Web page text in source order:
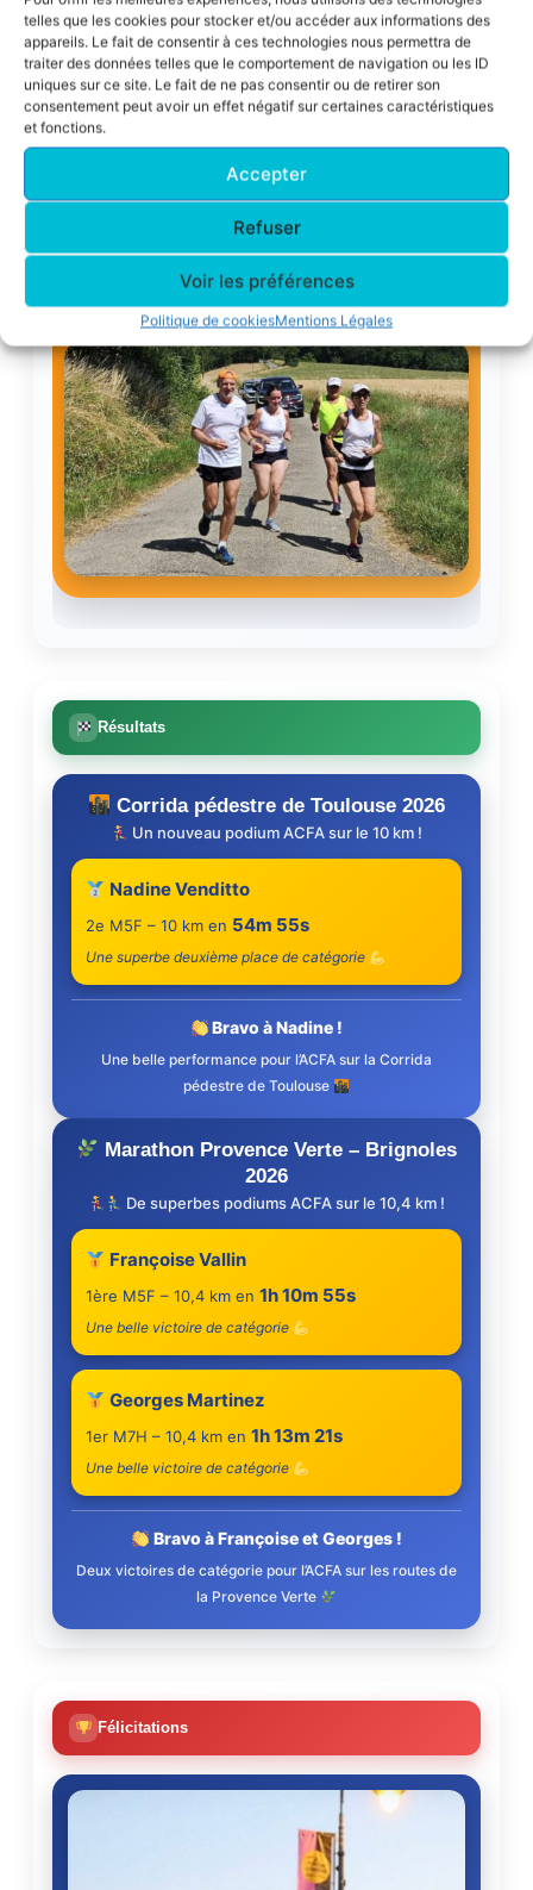
telles que les cookies pour stocker et/ou accéder aux informations des
appareils. Le fait de consentir à ces technologies nous permettra de
traiter des données telles que le comportement de navigation ou les ID
uniques sur ce site. Le fait de ne pas consentir ou de retirer son
consentement peut avoir un effet négatif sur certaines caractéristiques
et fonctions.
Accepter
Refuser
Voir les préférences
Politique de cookiesMentions Légales
PROCHAIN
ÉVÉNEMENT ACFA
29 août 2026 — Fête ACFA
Donneville — Footing, marche et repas
Dans 22 jour(s),
3 h, 29 min et 38 s
Résultats
Corrida pédestre de Toulouse 2026
Un nouveau podium ACFA sur le 10 km !
Nadine Venditto
2e M5F – 10 km en 54m 55s
Une superbe deuxième place de catégorie
Bravo à Nadine !
Une belle performance pour l’ACFA sur la Corrida
pédestre de Toulouse
Marathon Provence Verte – Brignoles
2026
De superbes podiums ACFA sur le 10,4 km !
Françoise Vallin
1ère M5F – 10,4 km en 1h 10m 55s
Une belle victoire de catégorie
Georges Martinez
1er M7H – 10,4 km en 1h 13m 21s
Une belle victoire de catégorie
Bravo à Françoise et Georges !
Deux victoires de catégorie pour l’ACFA sur les routes de
la Provence Verte
Félicitations